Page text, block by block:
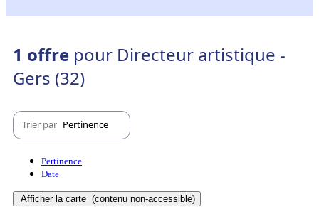
1 offre pour Directeur artistique -
Gers (32)
Trier par Pertinence
Pertinence
Date
Afficher la carte (contenu non-accessible)